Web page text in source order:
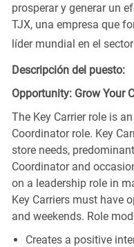
prosperar y generar un
TJX, una empresa que
líder mundial en el
Descripción del puesto:
Opportunity: Grow Your
The Key Carrier role is
Coordinator role. Key
store needs,
Coordinator and
on a leadership role in
Key Carriers must have
and weekends. Role
Creates a positive